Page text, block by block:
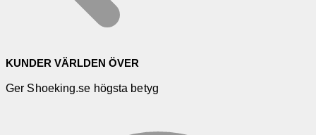
KUNDER VÄRLDEN ÖVER
Ger Shoeking.se högsta betyg